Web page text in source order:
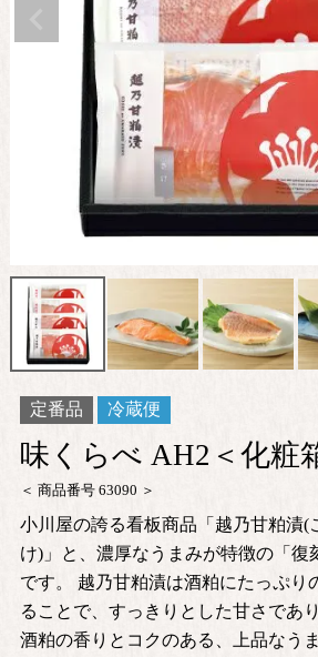
定番品 冷蔵便
味くらべ AH2＜化粧
商品番号 63090
小川屋の誇る看板商品「越乃甘粕漬(
け)」と、濃厚なうまみが特徴の「復
です。 越乃甘粕漬は酒粕にたっぷり
ることで、すっきりとした甘さであ
酒粕の香りとコクのある、上品なう